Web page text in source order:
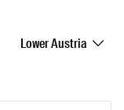
Lower Austria